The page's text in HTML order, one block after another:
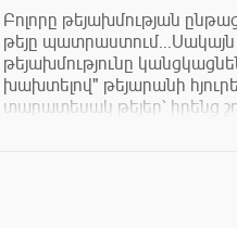
Բոլորը թեյախմության
թեյը
թեյախմությունը
խախտելով" թեյարանի
տարատեսակ թեյեր՝ իրենց